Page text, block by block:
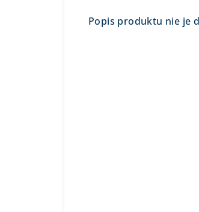
Popis produktu nie je